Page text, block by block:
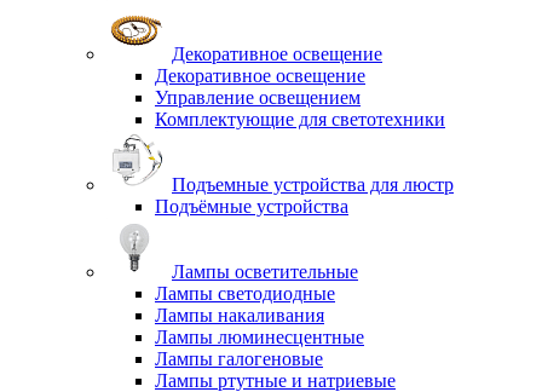
Декоративное освещение
Декоративное освещение
Управление освещением
Комплектующие для светотехники
Подъемные устройства для люстр
Подъёмные устройства
Лампы осветительные
Лампы светодиодные
Лампы накаливания
Лампы люминесцентные
Лампы галогеновые
Лампы ртутные и натриевые